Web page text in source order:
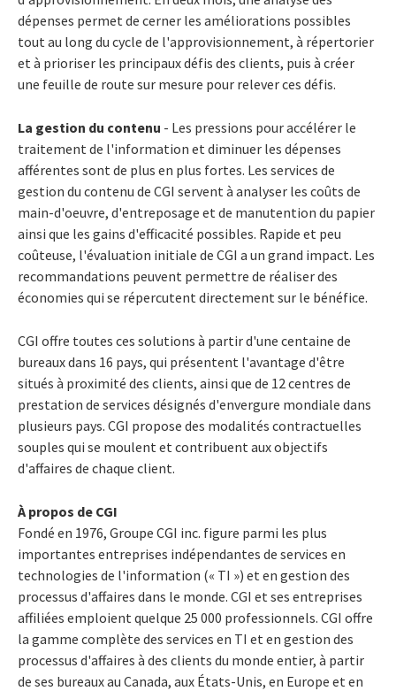
dépenses permet de cerner les améliorations possibles
tout au long du cycle de l'approvisionnement, à répertorier
et à prioriser les principaux défis des clients, puis à créer
une feuille de route sur mesure pour relever ces défis.
La gestion du contenu - Les pressions pour accélérer le
traitement de l'information et diminuer les dépenses
afférentes sont de plus en plus fortes. Les services de
gestion du contenu de CGI servent à analyser les coûts de
main-d'oeuvre, d'entreposage et de manutention du papier
ainsi que les gains d'efficacité possibles. Rapide et peu
coûteuse, l'évaluation initiale de CGI a un grand impact. Les
recommandations peuvent permettre de réaliser des
économies qui se répercutent directement sur le bénéfice.
CGI offre toutes ces solutions à partir d'une centaine de
bureaux dans 16 pays, qui présentent l'avantage d'être
situés à proximité des clients, ainsi que de 12 centres de
prestation de services désignés d'envergure mondiale dans
plusieurs pays. CGI propose des modalités contractuelles
souples qui se moulent et contribuent aux objectifs
d'affaires de chaque client.
À propos de CGI
Fondé en 1976, Groupe CGI inc. figure parmi les plus
importantes entreprises indépendantes de services en
technologies de l'information (« TI ») et en gestion des
processus d'affaires dans le monde. CGI et ses entreprises
affiliées emploient quelque 25 000 professionnels. CGI offre
la gamme complète des services en TI et en gestion des
processus d'affaires à des clients du monde entier, à partir
de ses bureaux au Canada, aux États-Unis, en Europe et en